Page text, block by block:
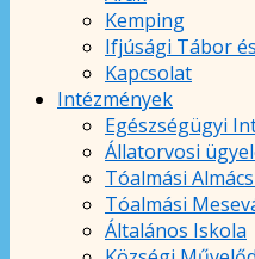
Kemping
Ifjúsági Tábor
Kapcsolat
Intézmények
Egészségügyi
Állatorvosi
Tóalmási
Tóalmási
Általános Iskola